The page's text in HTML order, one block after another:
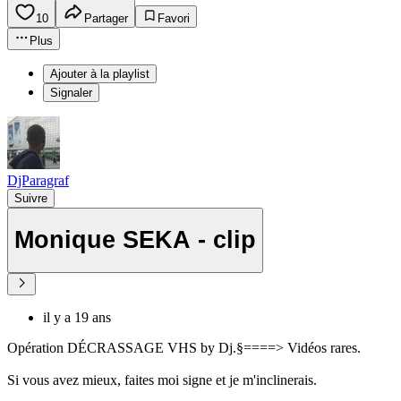
10 Partager
Favori
Plus
Ajouter à la playlist
Signaler
DjParagraf
Suivre
Monique SEKA - clip
il y a 19 ans
Opération DÉCRASSAGE VHS by Dj.§====> Vidéos rares.
Si vous avez mieux, faites moi signe et je m'inclinerais.